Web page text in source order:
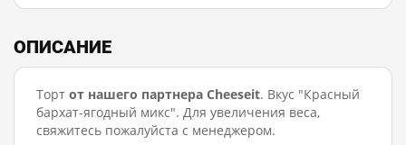
ОПИСАНИЕ
Торт от нашего партнера Cheeseit. Вкус "Красный
бархат-ягодный микс". Для увеличения веса,
свяжитесь пожалуйста с менеджером.